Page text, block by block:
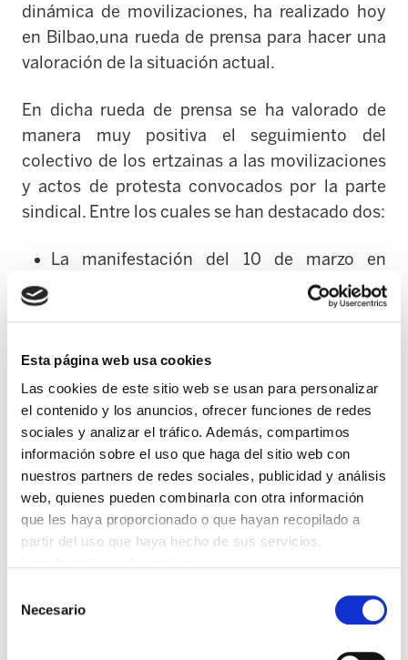
Esta página web usa cookies
Las cookies de este sitio web se usan para personalizar
el contenido y los anuncios, ofrecer funciones de redes
sociales y analizar el tráfico. Además, compartimos
información sobre el uso que haga del sitio web con
nuestros partners de redes sociales, publicidad y análisis
web, quienes pueden combinarla con otra información
que les haya proporcionado o que hayan recopilado a
partir del uso que haya hecho de sus servicios.
Necesario
dinámica de movilizaciones, ha realizado hoy
en Bilbao,una rueda de prensa para hacer una
valoración de la situación actual.
En dicha rueda de prensa se ha valorado de
manera muy positiva el seguimiento del
colectivo de los ertzainas a las movilizaciones
y actos de protesta convocados por la parte
sindical. Entre los cuales se han destacado dos:
La manifestación del 10 de marzo en
Bilbao, donde casi 3.000 ertzainas
participaron en la manifestación más
colectivo de la ertzaintza para reivindicar el
respeto a la negociación colectiva y el
rechazo a las políticas de recorte e
imposición.
La carta que miles de ertzainas han enviado
a la Consejera y al propio Lehendakari
denunciando la situación de hartazgo
Se ha manifestado también por parte de los